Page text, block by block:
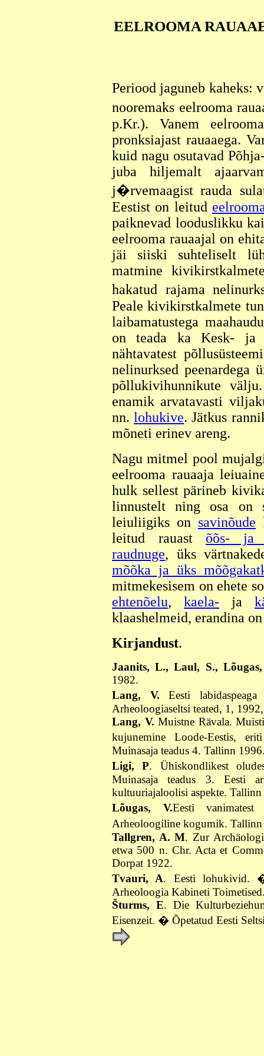
EELROOMA
Periood jaguneb kaheks:
nooremaks eelrooma
p.Kr.). Vanem
pronksiajast rauaaega.
kuid nagu osutavad
juba hiljemalt
j�rvemaagist rauda
Eestist on leitud
paiknevad looduslikku
eelrooma rauaajal on
jäi siiski suhteliselt
matmine
hakatud rajama
Peale kivikirstkalmete
laibamatustega
on teada ka Kesk- ja
nähtavatest
nelinurksed peenardega
põllukivihunnikute
enamik arvatavasti
nn.lohukive. Jätkus
mõneti erinev areng.
Nagu mitmel pool
eelrooma rauaaja
hulk sellest pärineb
linnustelt ning osa on
leiuliigiks on savinõude
leitud rauast õõs- ja
raudnuge, üks
mõõka ja üks
mitmekesisem on ehete
ehtenõelu, kaela- ja
klaashelmeid, erandina
Kirjandust.
Jaanits, L., Laul, S.,
1982.
Lang, V. Eesti
Arheoloogiaseltsi teated, 1,
Lang, V. Muistne Rävala.
kujunemine Loode-Eestis,
Muinasaja teadus 4. Tallinn
Ligi, P. Ühiskondlikest
Muinasaja teadus 3. Eesti
kultuuriajaloolisi aspekte.
Lõugas, V.Eesti
Arheoloogiline kogumik.
Tallgren, A. M. Zur
etwa 500 n. Chr. Acta et
Dorpat 1922.
Tvauri, A. Eesti lohukivid.
Arheoloogia Kabineti
Šturms, E. Die
Eisenzeit. � Õpetatud Eesti